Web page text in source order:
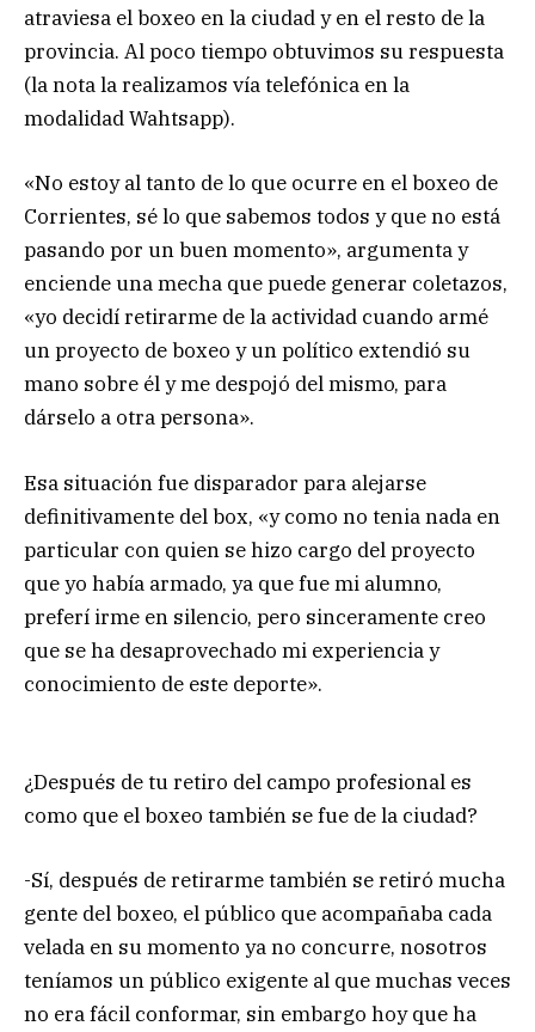
atraviesa el boxeo en la ciudad y en el resto de la
provincia. Al poco tiempo obtuvimos su respuesta
(la nota la realizamos vía telefónica en la
modalidad Wahtsapp).
«No estoy al tanto de lo que ocurre en el boxeo de
Corrientes, sé lo que sabemos todos y que no está
pasando por un buen momento», argumenta y
enciende una mecha que puede generar coletazos,
«yo decidí retirarme de la actividad cuando armé
un proyecto de boxeo y un político extendió su
mano sobre él y me despojó del mismo, para
dárselo a otra persona».
Esa situación fue disparador para alejarse
definitivamente del box, «y como no tenia nada en
particular con quien se hizo cargo del proyecto
que yo había armado, ya que fue mi alumno,
preferí irme en silencio, pero sinceramente creo
que se ha desaprovechado mi experiencia y
conocimiento de este deporte».
¿Después de tu retiro del campo profesional es
como que el boxeo también se fue de la ciudad?
-Sí, después de retirarme también se retiró mucha
gente del boxeo, el público que acompañaba cada
velada en su momento ya no concurre, nosotros
teníamos un público exigente al que muchas veces
no era fácil conformar, sin embargo hoy que ha